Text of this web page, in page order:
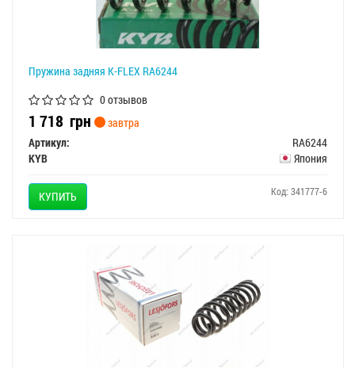
Пружина задняя K-FLEX RA6244
0 отзывов
1 718 грн
завтра
Артикул:
RA6244
KYB
Япония
КУПИТЬ Код: 341777-6